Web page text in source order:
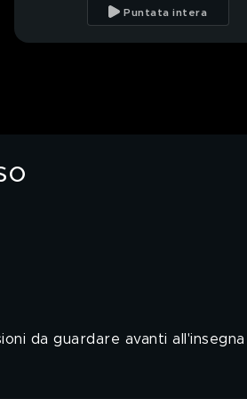
moda è restare
presenti
Puntata intera
da guardare avanti all'insegna